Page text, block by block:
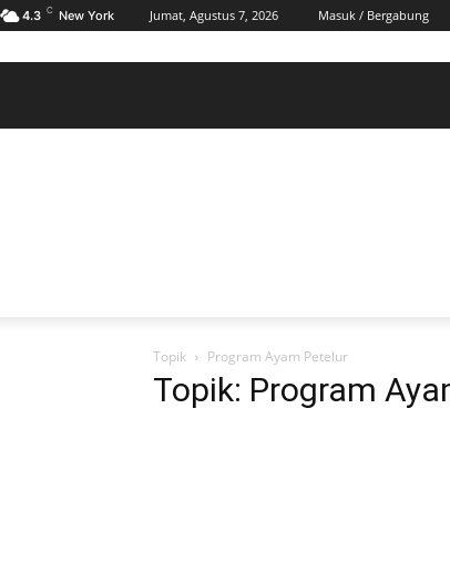
4.3 C New York Jumat, Agustus 7, 2026
Masuk / Bergabung
Topik Program Ayam Petelur
Topik: Program